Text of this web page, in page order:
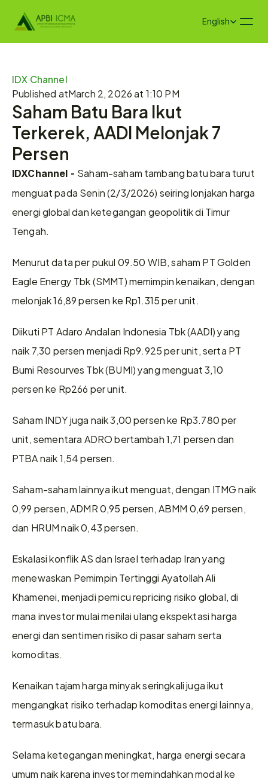
Select Language
English
IDX Channel
Published atMarch 2, 2026 at 1:10 PM
Saham Batu Bara Ikut
Terkerek, AADI Melonjak 7
Persen
IDXChannel - Saham-saham tambang batu bara turut
menguat pada Senin (2/3/2026) seiring lonjakan harga
energi global dan ketegangan geopolitik di Timur
Tengah.
Menurut data per pukul 09.50 WIB, saham PT Golden
Eagle Energy Tbk (SMMT) memimpin kenaikan, dengan
melonjak 16,89 persen ke Rp1.315 per unit.
Diikuti PT Adaro Andalan Indonesia Tbk (AADI) yang
naik 7,30 persen menjadi Rp9.925 per unit, serta PT
Bumi Resourves Tbk (BUMI) yang menguat 3,10
persen ke Rp266 per unit.
Saham INDY juga naik 3,00 persen ke Rp3.780 per
unit, sementara ADRO bertambah 1,71 persen dan
PTBA naik 1,54 persen.
Saham-saham lainnya ikut menguat, dengan ITMG naik
0,99 persen, ADMR 0,95 persen, ABMM 0,69 persen,
dan HRUM naik 0,43 persen.
Eskalasi konflik AS dan Israel terhadap Iran yang
menewaskan Pemimpin Tertinggi Ayatollah Ali
Khamenei, menjadi pemicu repricing risiko global, di
mana investor mulai menilai ulang ekspektasi harga
energi dan sentimen risiko di pasar saham serta
komoditas.
Kenaikan tajam harga minyak seringkali juga ikut
mengangkat risiko terhadap komoditas energi lainnya,
termasuk batu bara.
Selama ketegangan meningkat, harga energi secara
umum naik karena investor memindahkan modal ke